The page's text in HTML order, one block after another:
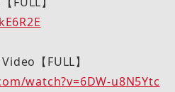
【FULL】
watch?v=6DW-u8N5Ytc